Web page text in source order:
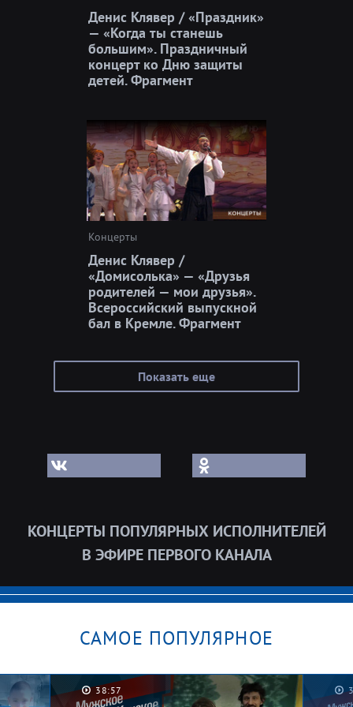
Денис Клявер / «Праздник»
— «Когда ты станешь
большим». Праздничный
концерт ко Дню защиты
детей. Фрагмент
Концерты
Денис Клявер /
«Домисолька» — «Друзья
родителей — мои друзья».
Всероссийский выпускной
бал в Кремле. Фрагмент
Показать еще
КОНЦЕРТЫ ПОПУЛЯРНЫХ ИСПОЛНИТЕЛЕЙ
В ЭФИРЕ ПЕРВОГО КАНАЛА
САМОЕ ПОПУЛЯРНОЕ
38:57